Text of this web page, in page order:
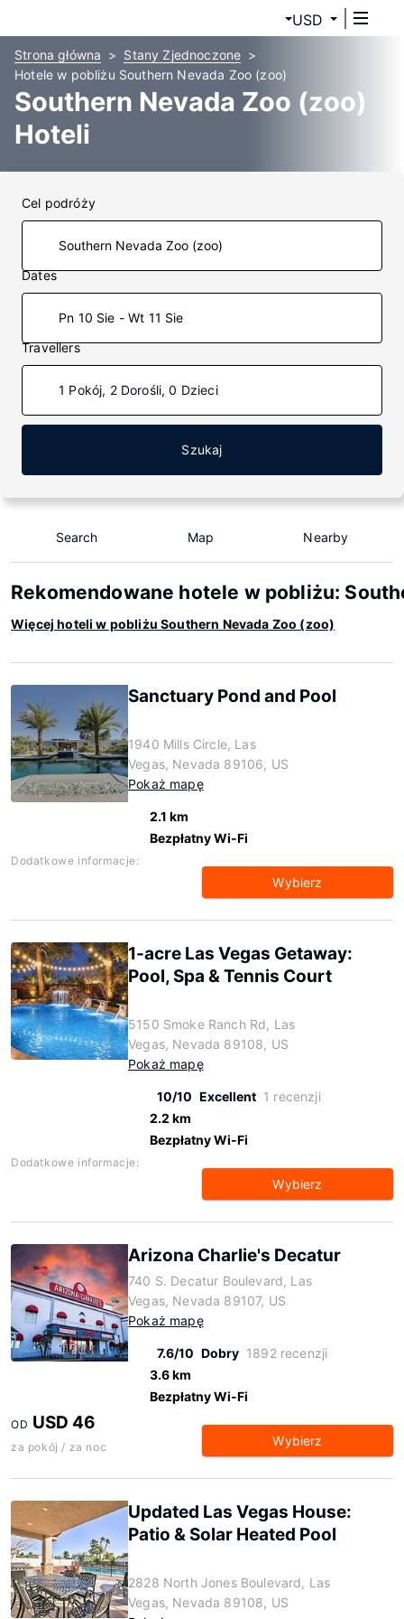
USD
Strona główna
Stany Zjednoczone
Hotele w pobliżu Southern Nevada Zoo (zoo)
Southern Nevada Zoo (zoo)
Hoteli
Cel podróży
Dates
Pn 10 Sie - Wt 11 Sie
Travellers
1 Pokój, 2 Dorośli, 0 Dzieci
Szukaj
Search Map Nearby
Rekomendowane hotele w pobliżu:
Więcej hoteli w pobliżu Southern Nevada Zoo (zoo)
Sanctuary Pond and Pool
1940 Mills Circle, Las
Vegas, Nevada 89106, US
Pokaż mapę
2.1 km
Bezpłatny Wi-Fi
Dodatkowe informacje:
Wybierz
1-acre Las Vegas Getaway:
Pool, Spa & Tennis Court
5150 Smoke Ranch Rd, Las
Vegas, Nevada 89108, US
Pokaż mapę
10/10 Excellent 1 recenzji
2.2 km
Bezpłatny Wi-Fi
Dodatkowe informacje:
Wybierz
Arizona Charlie's Decatur
740 S. Decatur Boulevard, Las
Vegas, Nevada 89107, US
Pokaż mapę
7.6/10 Dobry 1892 recenzji
3.6 km
Bezpłatny Wi-Fi
OD USD 46
za pokój / za noc Wybierz
Updated Las Vegas House:
Patio & Solar Heated Pool
2828 North Jones Boulevard, Las
Vegas, Nevada 89108, US